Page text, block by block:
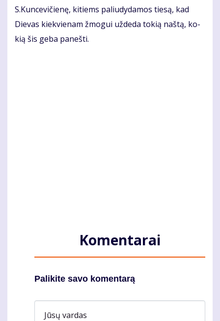
S.Kun­ce­vi­čie­nę, ki­tiems pa­liu­dy­da­mos tie­są, kad
Die­vas kiek­vie­nam žmo­gui už­de­da to­kią naš­tą, ko­
kią šis ge­ba pa­neš­ti.
Komentarai
Palikite savo komentarą
Jūsų vardas